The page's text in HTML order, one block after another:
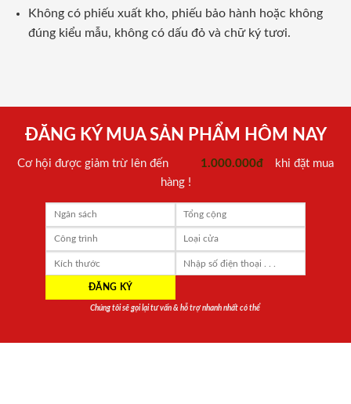
Không có phiếu xuất kho, phiếu bảo hành hoặc không
đúng kiểu mẫu, không có dấu đỏ và chữ ký tươi.
ĐĂNG KÝ MUA SẢN PHẨM HÔM NAY
Cơ hội được giảm trừ lên đến 1.000.000đ
khi đặt mua
hàng !
Chúng tôi sẽ gọi lại tư vấn & hỗ trợ nhanh nhất có thể